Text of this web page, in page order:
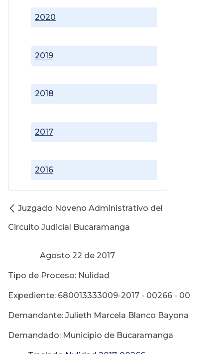
2016
2017
2018
2019
2020
Juzgado Noveno Administrativo del
Circuito Judicial Bucaramanga
Agosto 22 de 2017
Tipo de Proceso: Nulidad
Expediente: 680013333009-2017 - 00266 - 00
Demandante: Julieth Marcela Blanco Bayona
Demandado: Municipio de Bucaramanga